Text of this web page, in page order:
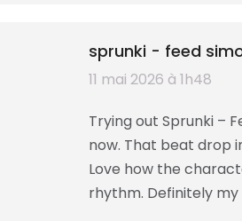
sprunki - feed
dit
11 mai 2026 à 1h48
Trying out Sprunki –
now. That beat drop
Love how the
rhythm. Definitely